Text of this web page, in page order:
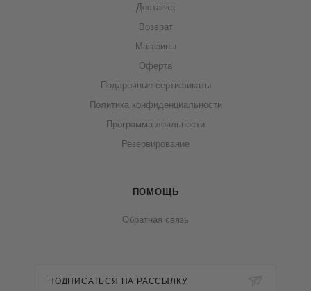
Доставка
Возврат
Магазины
Оферта
Подарочные сертификаты
Политика конфиденциальности
Программа лояльности
Резервирование
ПОМОЩЬ
Обратная связь
ПОДПИСАТЬСЯ НА РАССЫЛКУ